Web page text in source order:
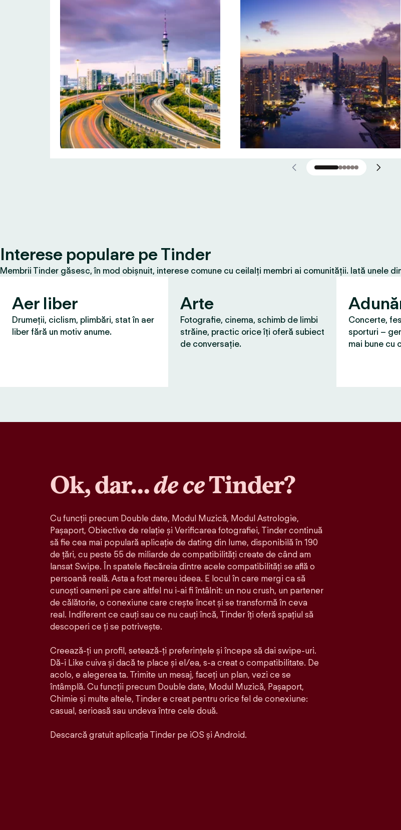
Interese populare pe Tinder
Membrii Tinder găsesc, în mod obișnuit, interese comune cu ceilalți membri ai comunității. Iată unele
Aer liber
Drumeții, ciclism, plimbări, stat în aer
liber fără un motiv anume.
Arte
Fotografie, cinema, schimb de limbi
străine, practic orice îți oferă subiect
de conversație.
Concerte,
sporturi –
mai bune cu
Ok, dar…de ceTinder?
Cu funcții precum Double date, Modul Muzică, Modul Astrologie,
Pașaport, Obiective de relație și Verificarea fotografiei, Tinder continuă
să fie cea mai populară aplicație de dating din lume, disponibilă în 190
de țări, cu peste 55 de miliarde de compatibilități create de când am
lansat Swipe. În spatele fiecăreia dintre acele compatibilităţi se află o
persoană reală. Asta a fost mereu ideea. E locul în care mergi ca să
cunoști oameni pe care altfel nu i-ai fi întâlnit: un nou crush, un partener
de călătorie, o conexiune care crește încet și se transformă în ceva
real. Indiferent ce cauți sau ce nu cauți încă, Tinder îți oferă spațiul să
descoperi ce ți se potrivește.
Creează-ți un profil, setează-ți preferințele și începe să dai swipe-uri.
Dă-i Like cuiva și dacă te place și el/ea, s-a creat o compatibilitate. De
acolo, e alegerea ta. Trimite un mesaj, faceți un plan, vezi ce se
întâmplă. Cu funcții precum Double date, Modul Muzică, Pașaport,
Chimie și multe altele, Tinder e creat pentru orice fel de conexiune:
casual, serioasă sau undeva între cele două.
Descarcă gratuit aplicația Tinder pe iOS și Android.